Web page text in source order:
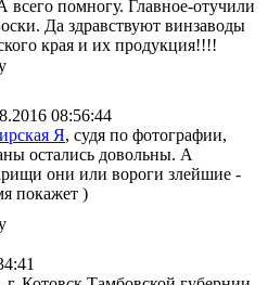
всего помногу. Главное-отучили
Да здравствуют винзаводы
края и их продукция!!!!
08:56:44
Я, судя по фотографии,
остались довольны. А
они или вороги злейшие -
покажет )